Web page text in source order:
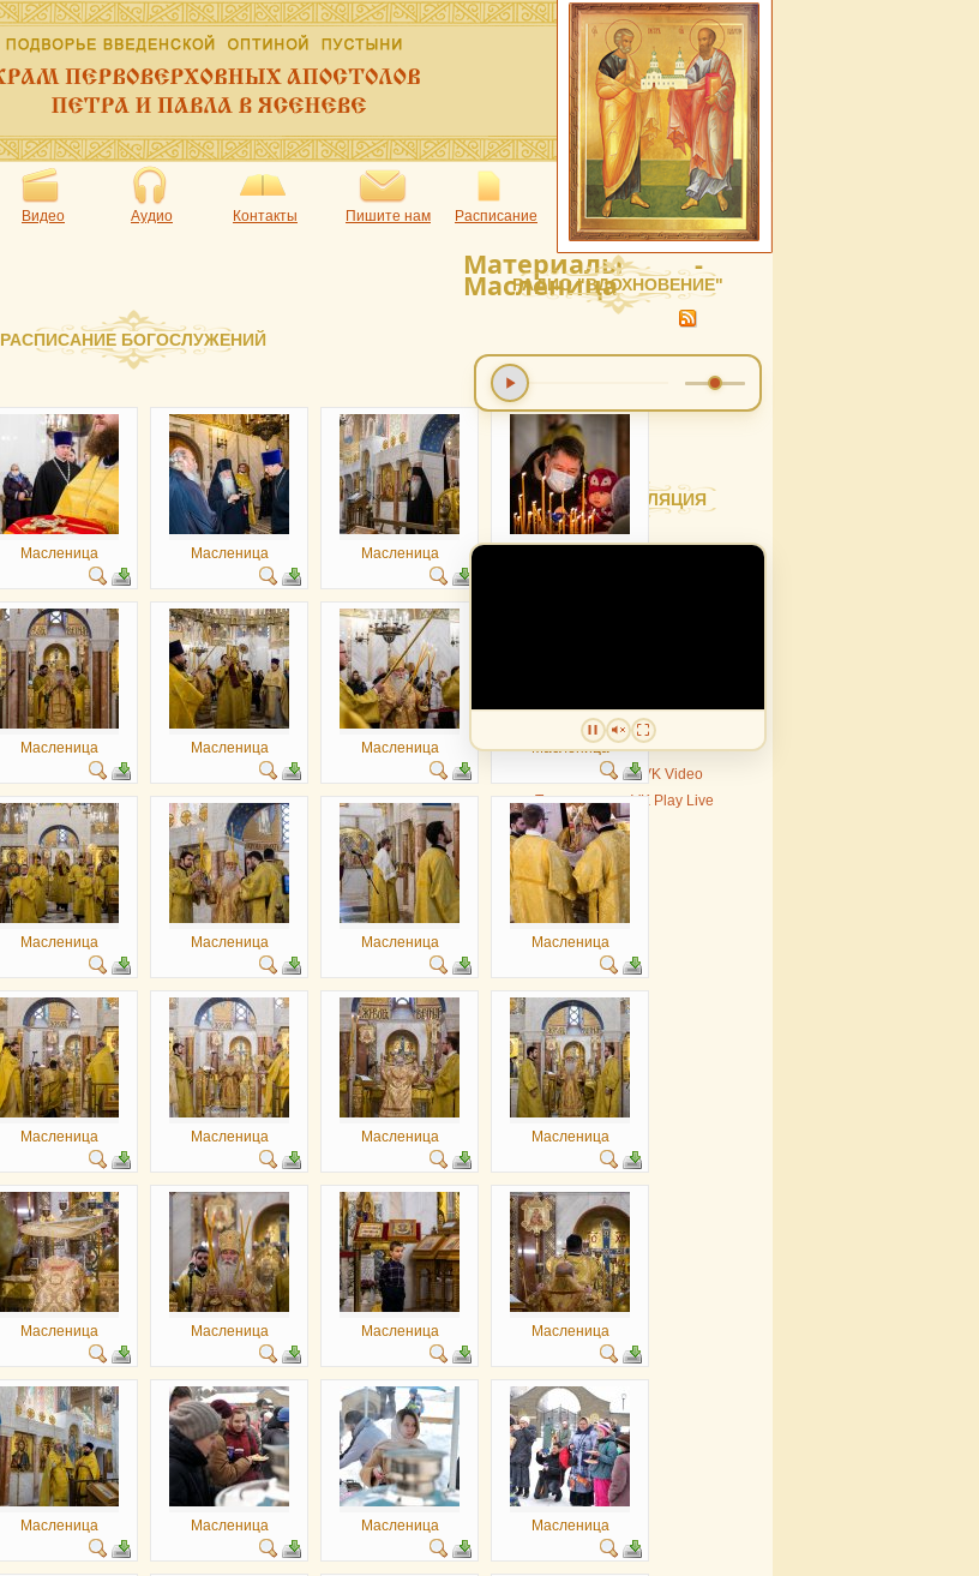
Видео Аудио Контакты Пишите нам Расписание
РАСПИСАНИЕ БОГОСЛУЖЕНИЙ
Материалы -
Масленица
Масленица Масленица Масленица
Масленица Масленица Масленица Масленица
Масленица Масленица Масленица Масленица
Масленица Масленица Масленица Масленица
Масленица Масленица Масленица Масленица
Масленица Масленица Масленица Масленица
РАДИО "ВДОХНОВЕНИЕ"
ВИДЕОТРАНСЛЯЦИЯ
Трансляция в VK Video
Трансляция в VK Play Live